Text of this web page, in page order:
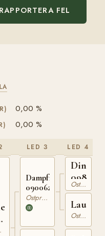
RAPPORTERA FEL
0,00 %
0,00 %
LED 3
Dampfross
090062016
Ostpreussare
LED 4
Dingo
Ostpreussare
Laura
Ostpreussare